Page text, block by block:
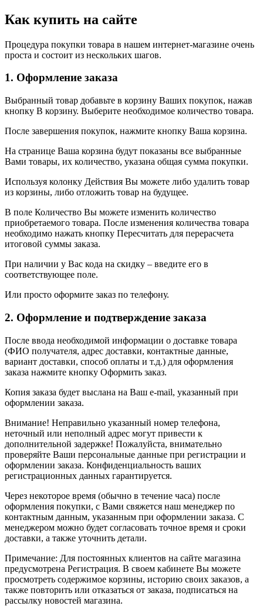
Как купить на сайте
Процедура покупки товара в нашем интернет-магазине очень
проста и состоит из нескольких шагов.
1. Оформление заказа
Выбранный товар добавьте в корзину Ваших покупок, нажав
кнопку В корзину. Выберите необходимое количество товара.
После завершения покупок, нажмите кнопку Ваша корзина.
На странице Ваша корзина будут показаны все выбранные
Вами товары, их количество, указана общая сумма покупки.
Используя колонку Действия Вы можете либо удалить товар
из корзины, либо отложить товар на будущее.
В поле Количество Вы можете изменить количество
приобретаемого товара. После изменения количества товара
необходимо нажать кнопку Пересчитать для перерасчета
итоговой суммы заказа.
При наличии у Вас кода на скидку – введите его в
соответствующее поле.
Или просто оформите заказ по телефону.
2. Оформление и подтверждение заказа
После ввода необходимой информации о доставке товара
(ФИО получателя, адрес доставки, контактные данные,
вариант доставки, способ оплаты и т.д.) для оформления
заказа нажмите кнопку Оформить заказ.
Копия заказа будет выслана на Ваш e-mail, указанный при
оформлении заказа.
Внимание! Неправильно указанный номер телефона,
неточный или неполный адрес могут привести к
дополнительной задержке! Пожалуйста, внимательно
проверяйте Ваши персональные данные при регистрации и
оформлении заказа. Конфиденциальность ваших
регистрационных данных гарантируется.
Через некоторое время (обычно в течение часа) после
оформления покупки, с Вами свяжется наш менеджер по
контактным данным, указанным при оформлении заказа. С
менеджером можно будет согласовать точное время и сроки
доставки, а также уточнить детали.
Примечание: Для постоянных клиентов на сайте магазина
предусмотрена Регистрация. В своем кабинете Вы можете
просмотреть содержимое корзины, историю своих заказов, а
также повторить или отказаться от заказа, подписаться на
рассылку новостей магазина.